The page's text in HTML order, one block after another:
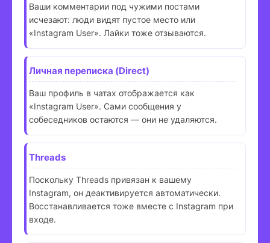
Ваши комментарии под чужими постами
исчезают: люди видят пустое место или
«Instagram User». Лайки тоже отзываются.
Личная переписка (Direct)
Ваш профиль в чатах отображается как
«Instagram User». Сами сообщения у
собеседников остаются — они не удаляются.
Threads
Поскольку Threads привязан к вашему
Instagram, он деактивируется автоматически.
Восстанавливается тоже вместе с Instagram при
входе.